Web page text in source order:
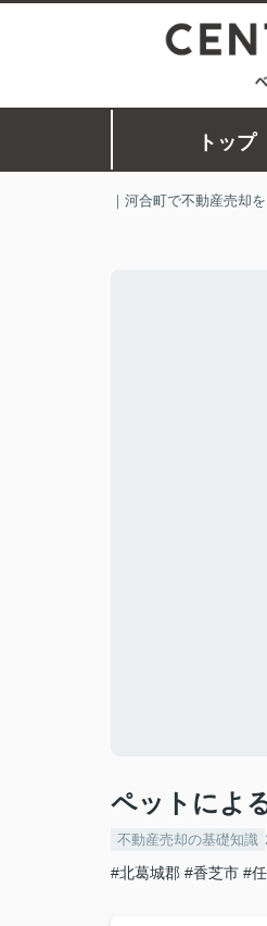
トップ
｜河合町で不動産売却
ペットによ
不動産売却の基礎知識
#北葛城郡 #香芝市 #